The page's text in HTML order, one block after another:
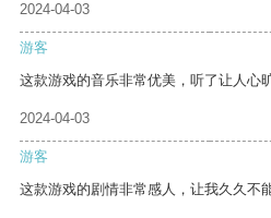
2024-04-03
游客
这款游戏的音乐非常优美，听了让人心
2024-04-03
游客
这款游戏的剧情非常感人，让我久久不